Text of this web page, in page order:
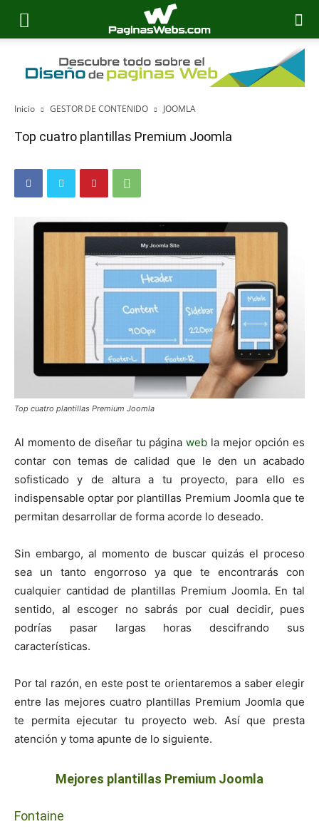
Inicio GESTOR DE CONTENIDO JOOMLA
Top cuatro plantillas Premium Joomla
Top cuatro plantillas Premium Joomla
Al momento de diseñar tu páginaweb la mejor opción es
contar con temas de calidad que le den un acabado
sofisticado y de altura a tu proyecto, para ello es
indispensable optar por plantillas Premium Joomla que te
permitan desarrollar de forma acorde lo deseado.
Sin embargo, al momento de buscar quizás el proceso
sea un tanto engorroso ya que te encontrarás con
cualquier cantidad de plantillas Premium Joomla. En tal
sentido, al escoger no sabrás por cual decidir, pues
podrías pasar largas horas descifrando sus
características.
Por tal razón, en este post te orientaremos a saber elegir
entre las mejores cuatro plantillas Premium Joomla que
te permita ejecutar tu proyecto web. Así que presta
atención y toma apunte de lo siguiente.
Mejores plantillas Premium Joomla
Fontaine